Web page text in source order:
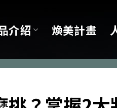
介紹 煥美計畫